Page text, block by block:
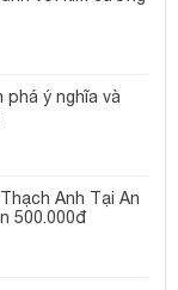
phá ý nghĩa và
Anh Tại An
500.000đ